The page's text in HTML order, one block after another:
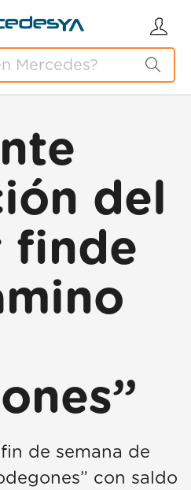
del
finde
de semana de
con saldo